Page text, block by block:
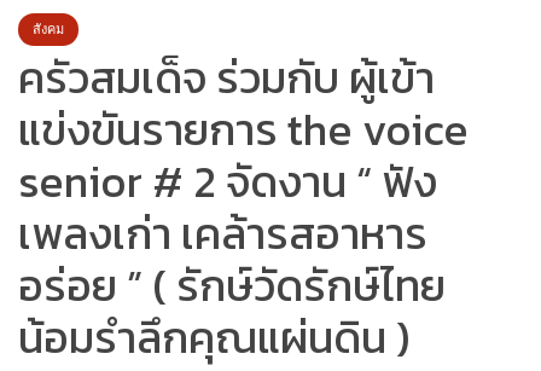
สังคม
ครัวสมเด็จ ร่วมกับ ผู้เข้า
แข่งขันรายการ the voice
senior # 2 จัดงาน “ ฟัง
เพลงเก่า เคล้ารสอาหาร
อร่อย ” ( รักษ์วัดรักษ์ไทย
น้อมรำลึกคุณแผ่นดิน )